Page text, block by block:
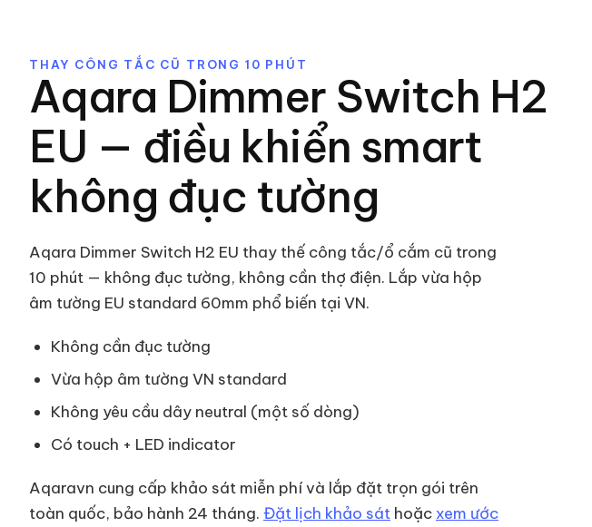
THAY CÔNG TẮC CŨ TRONG 10 PHÚT
Aqara Dimmer Switch H2
EU — điều khiển smart
không đục tường
Aqara Dimmer Switch H2 EU thay thế công tắc/ổ cắm cũ trong
10 phút — không đục tường, không cần thợ điện. Lắp vừa hộp
âm tường EU standard 60mm phổ biến tại VN.
Không cần đục tường
Vừa hộp âm tường VN standard
Không yêu cầu dây neutral (một số dòng)
Có touch + LED indicator
Aqaravn cung cấp khảo sát miễn phí và lắp đặt trọn gói trên
toàn quốc, bảo hành 24 tháng. Đặt lịch khảo sát hoặc xem ước